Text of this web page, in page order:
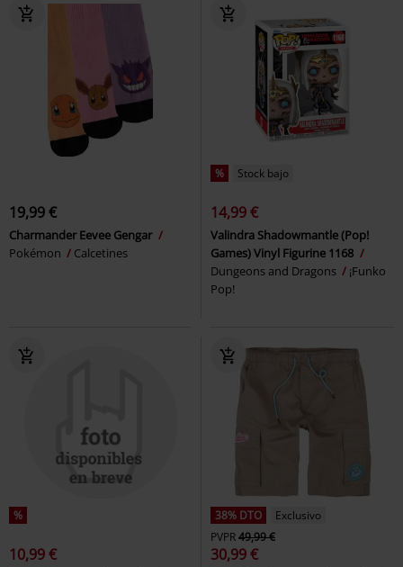
19,99 €
Charmander Eevee Gengar
Pokémon
Calcetines
% Stock bajo
14,99 €
Valindra Shadowmantle (Pop!
Games) Vinyl Figurine 1168
Dungeons and Dragons
¡Funko
Pop!
%
10,99 €
38% DTO
Exclusivo
PVPR49,99 €
30,99 €